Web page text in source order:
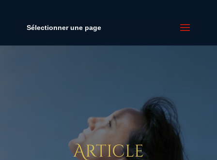
Sélectionner une page
Article